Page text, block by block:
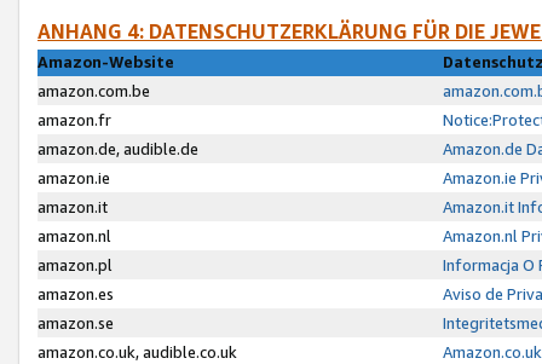
ANHANG 4: DATENSCHUTZERKLÄRUNG FÜR DIE
Amazon-Website
amazon.com.be
amazon.fr
amazon.de, audible.de
Amazon.de
amazon.ie
Amazon.ie
amazon.it
Amazon.it
amazon.nl
Amazon.nl
amazon.pl
Informacja O
amazon.es
Aviso de
amazon.se
amazon.co.uk, audible.co.uk